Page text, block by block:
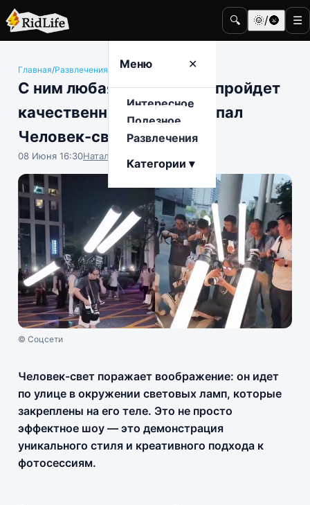
🔍 🌞/🌚 ☰
Меню ✕
Интересное
Полезное
Развлечения
Категории ▾
Главная/Развлечения Общество
С ним любая фотосессия пройдет
качественно: на видео попал
Человек-свет
08 Июня 16:30Наталья Герасимова
© Соцсети
Человек-свет поражает воображение: он идет
по улице в окружении световых ламп, которые
закреплены на его теле. Это не просто
эффектное шоу — это демонстрация
уникального стиля и креативного подхода к
фотосессиям.